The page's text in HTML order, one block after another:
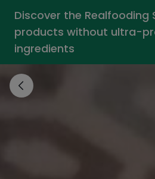
Discover the Realfooding
products without ultra-
ingredients